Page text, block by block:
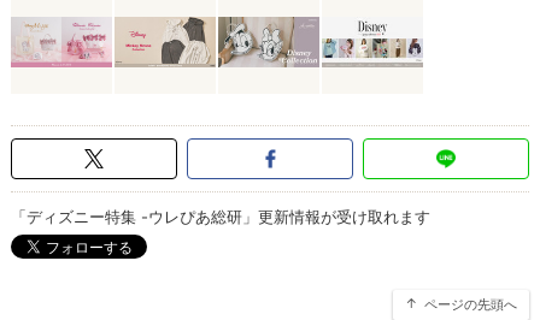
「ディズニー特集 -ウレぴあ総研」更新情報が受け取れます
ページの先頭へ